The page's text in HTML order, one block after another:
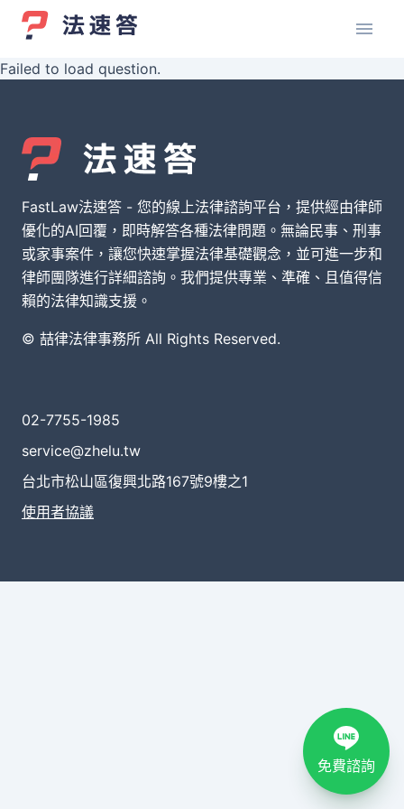
Failed to load question.
FastLaw法速答 - 您的線上法律諮詢平台，提供經由律師
優化的AI回覆，即時解答各種法律問題。無論民事、刑事
或家事案件，讓您快速掌握法律基礎觀念，並可進一步和
律師團隊進行詳細諮詢。我們提供專業、準確、且值得信
賴的法律知識支援。
© 喆律法律事務所 All Rights Reserved.
02-7755-1985
service@zhelu.tw
台北市松山區復興北路167號9樓之1
使用者協議
免費諮詢